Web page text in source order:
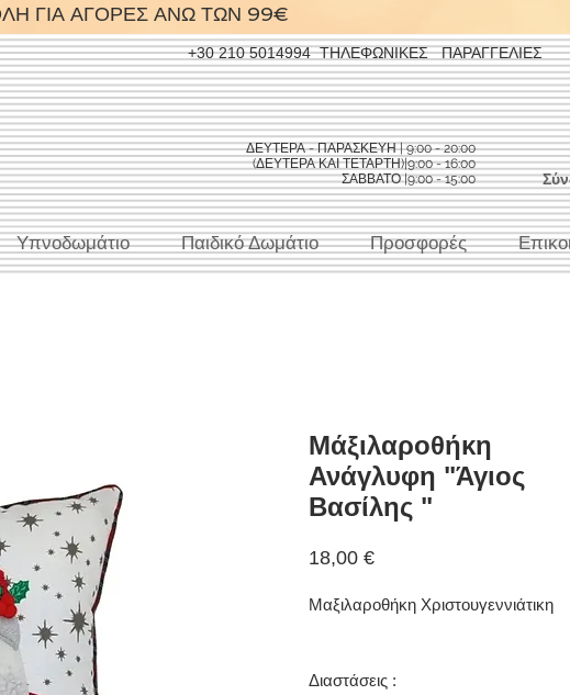
ΓΙΑ ΑΓΟΡΕΣ ΑΝΩ ΤΩΝ 99€
+30 210 5014994 ΤΗΛΕΦΩΝΙΚΕΣ ΠΑΡΑΓΓΕΛΙΕΣ
ΔΕΥΤΕΡΑ - ΠΑΡΑΣΚΕΥΗ | 9:00 - 20:00
(ΔΕΥΤΕΡΑ ΚΑΙ ΤΕΤΑΡΤΗ)|9:00 - 16:00
ΣΑΒΒΑΤΟ |9:00 - 15:00
Υπνοδωμάτιο Παιδικό Δωμάτιο Προσφορές
Μάξιλαροθήκη
Ανάγλυφη "Άγιος
Βασίλης "
18,00 €Τιμή
Μαξιλαροθήκη Χριστουγεννιάτικη
Διαστάσεις :